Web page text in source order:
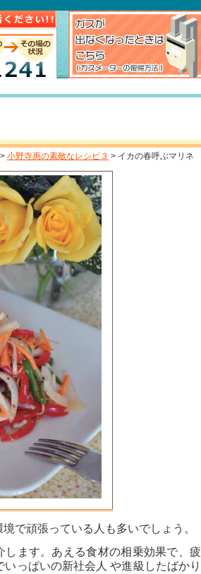
> 小野寺惠の素敵なレシピ３ > イカの春呼ぶマリネ
で頑張っている人も多いでしょう。
ます。あえる食材の相乗効果で、疲
っぱいの新社会人 や進級したばかり